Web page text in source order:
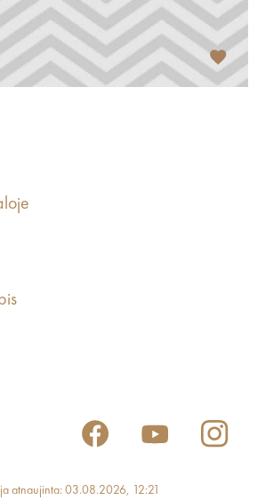
atnaujinta: 03.08.2026, 12:21